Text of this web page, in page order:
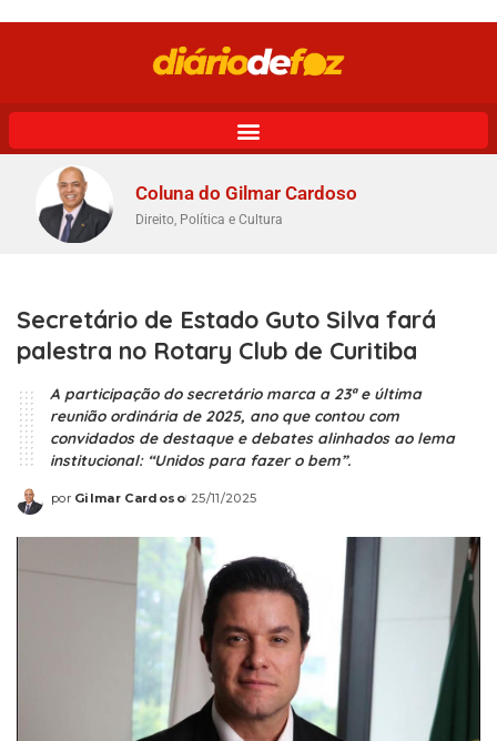
Coluna do Gilmar Cardoso
Direito, Política e Cultura
Secretário de Estado Guto Silva fará
palestra no Rotary Club de Curitiba
A participação do secretário marca a 23ª e última
reunião ordinária de 2025, ano que contou com
convidados de destaque e debates alinhados ao lema
institucional: “Unidos para fazer o bem”.
por Gilmar Cardoso 25/11/2025